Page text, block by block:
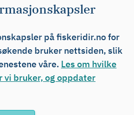
på fiskeridir.no for
bruker nettsiden, slik
våre. Les om hvilke
vi bruker, og oppdater